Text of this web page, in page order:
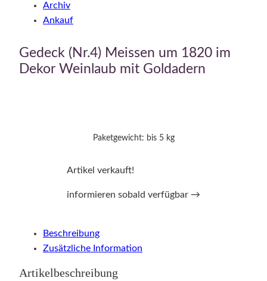
Archiv
Ankauf
Gedeck (Nr.4) Meissen um 1820 im
Dekor Weinlaub mit Goldadern
Paketgewicht: bis 5 kg
Artikel verkauft!
informieren sobald verfügbar →
Beschreibung
Zusätzliche Information
Artikelbeschreibung